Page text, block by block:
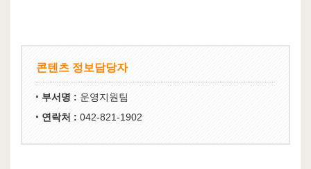
콘텐츠 정보담당자
부서명 : 운영지원팀
연락처 : 042-821-1902